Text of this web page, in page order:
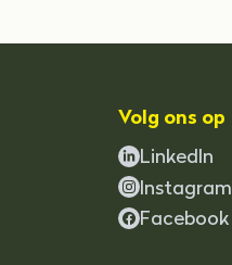
Volg ons op
LinkedIn
Instagram
Facebook